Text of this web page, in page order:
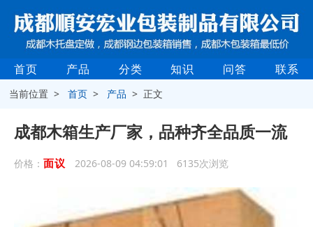
首页 产品 分类 知识 问答 联系
当前位置 >首页 > 产品 > 正文
成都木箱生产厂家，品种齐全品质一流
价格： 面议 2026-08-09 04:59:01 6135次浏览